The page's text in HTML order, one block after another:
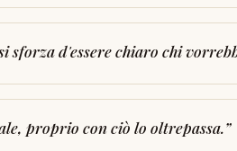
sforza d'essere chiaro chi
proprio con ciò lo oltrepassa.”